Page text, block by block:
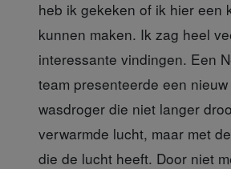
heb ik gekeken of ik hier een
kunnen maken. Ik zag heel
interessante vindingen. Een
team presenteerde een
wasdroger die niet langer
verwarmde lucht, maar met
die de lucht heeft. Door niet